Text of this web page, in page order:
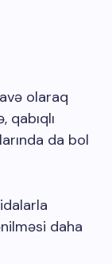
olaraq
qabıqlı
da bol
daha